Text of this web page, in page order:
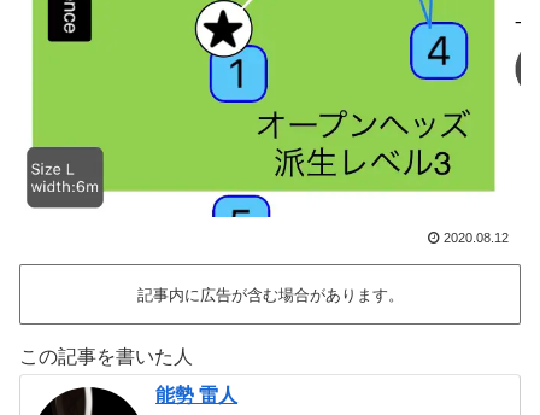
2020.08.12
記事内に広告が含む場合があります。
この記事を書いた人
能勢 雷人